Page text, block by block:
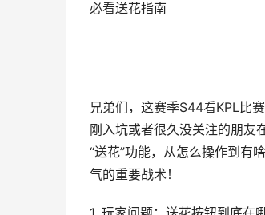
必看送花指南
兄弟们，这赛季S44看KPL比
刚入坑或者很久没关注的朋友
“送花”功能，从怎么操作到有
气的重要战术！